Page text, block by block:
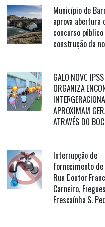
Município de
aprova abertura
concurso
construção da
GALO NOVO IPSS
ORGANIZA
APROXIMAM
ATRAVÉS DO
Interrupção de
fornecimento de
Rua Doutor
Carneiro,
Frescaínha S.